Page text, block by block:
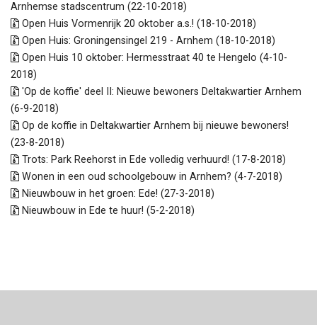
Arnhemse stadscentrum (22-10-2018)
Open Huis Vormenrijk 20 oktober a.s.! (18-10-2018)
Open Huis: Groningensingel 219 - Arnhem (18-10-2018)
Open Huis 10 oktober: Hermesstraat 40 te Hengelo (4-10-
2018)
'Op de koffie' deel II: Nieuwe bewoners Deltakwartier Arnhem
(6-9-2018)
Op de koffie in Deltakwartier Arnhem bij nieuwe bewoners!
(23-8-2018)
Trots: Park Reehorst in Ede volledig verhuurd! (17-8-2018)
Wonen in een oud schoolgebouw in Arnhem? (4-7-2018)
Nieuwbouw in het groen: Ede! (27-3-2018)
Nieuwbouw in Ede te huur! (5-2-2018)